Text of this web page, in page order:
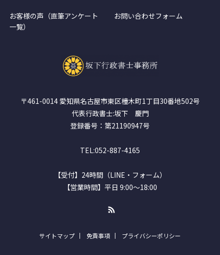
お客様の声（直筆アンケート
一覧）
お問い合わせフォーム
〒461-0014 愛知県名古屋市東区橦木町1丁目30番地502号
代表行政書士:坂下 慶門
登録番号：第21190947号
TEL:052-887-4165
【受付】24時間（LINE・フォーム）
【営業時間】平日 9:00～18:00
サイトマップ 免責事項 プライバシーポリシー